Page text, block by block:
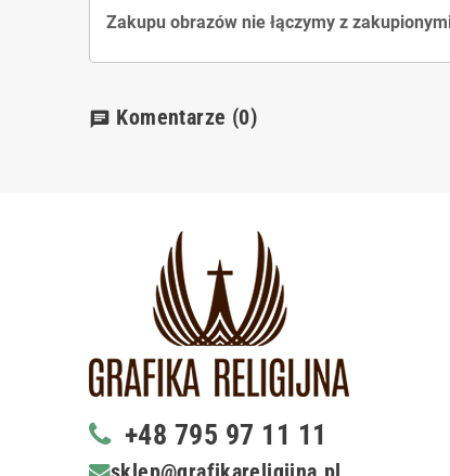
Zakupu obrazów nie łączymy z
chat Komentarze (0)
+48 795 97 11 11